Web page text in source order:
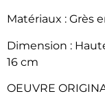
Matériaux : Grès
Dimension :
16 cm
OEUVRE